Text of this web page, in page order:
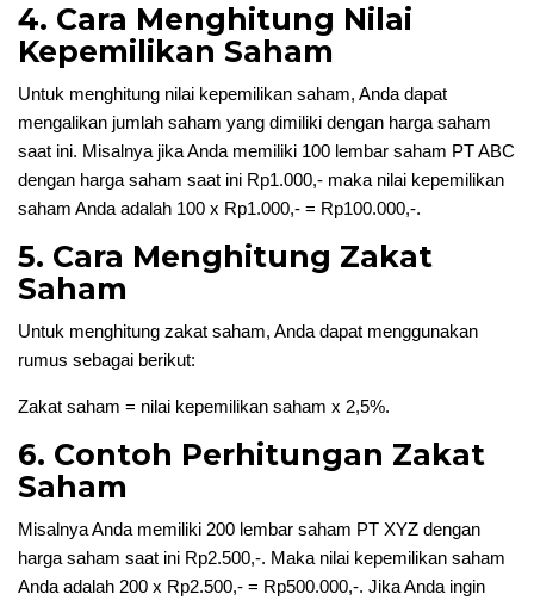
4. Cara Menghitung Nilai
Kepemilikan Saham
Untuk menghitung nilai kepemilikan saham, Anda dapat
mengalikan jumlah saham yang dimiliki dengan harga saham
saat ini. Misalnya jika Anda memiliki 100 lembar saham PT ABC
dengan harga saham saat ini Rp1.000,- maka nilai kepemilikan
saham Anda adalah 100 x Rp1.000,- = Rp100.000,-.
5. Cara Menghitung Zakat
Saham
Untuk menghitung zakat saham, Anda dapat menggunakan
rumus sebagai berikut:
Zakat saham = nilai kepemilikan saham x 2,5%.
6. Contoh Perhitungan Zakat
Saham
Misalnya Anda memiliki 200 lembar saham PT XYZ dengan
harga saham saat ini Rp2.500,-. Maka nilai kepemilikan saham
Anda adalah 200 x Rp2.500,- = Rp500.000,-. Jika Anda ingin